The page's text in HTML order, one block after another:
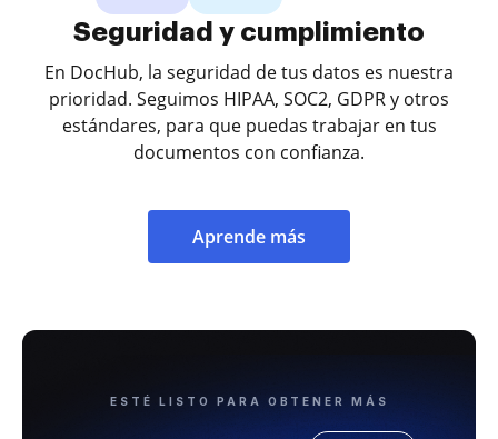
Seguridad y cumplimiento
En DocHub, la seguridad de tus datos es nuestra
prioridad. Seguimos HIPAA, SOC2, GDPR y otros
estándares, para que puedas trabajar en tus
documentos con confianza.
Aprende más
ESTÉ LISTO PARA OBTENER MÁS